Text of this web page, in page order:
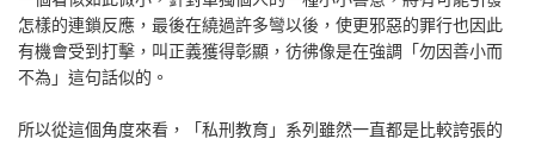
怎樣的連鎖反應，最後在繞過許多彎以後，使更邪惡的罪行也因此
有機會受到打擊，叫正義獲得彰顯，彷彿像是在強調「勿因善小而
不為」這句話似的。
所以從這個角度來看，「私刑教育」系列雖然一直都是比較誇張的